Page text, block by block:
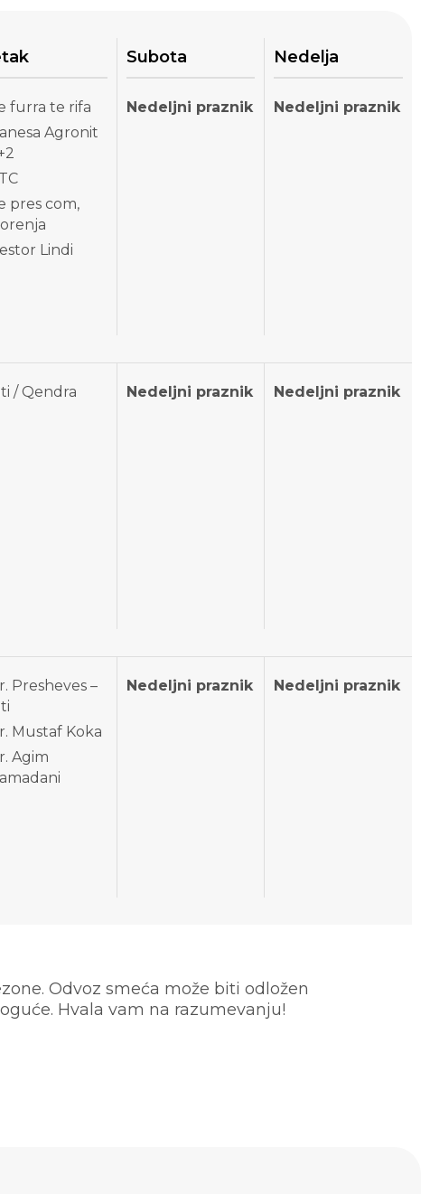
furra te rifa
Agronit
pres com,
Lindi
Subota
Nedeljni praznik
Nedelja
Nedeljni praznik
/ Qendra Nedeljni praznik Nedeljni praznik
Presheves –
Mustaf Koka
Agim
Nedeljni praznik Nedeljni praznik
Odvoz smeća može biti odložen
Hvala vam na razumevanju!